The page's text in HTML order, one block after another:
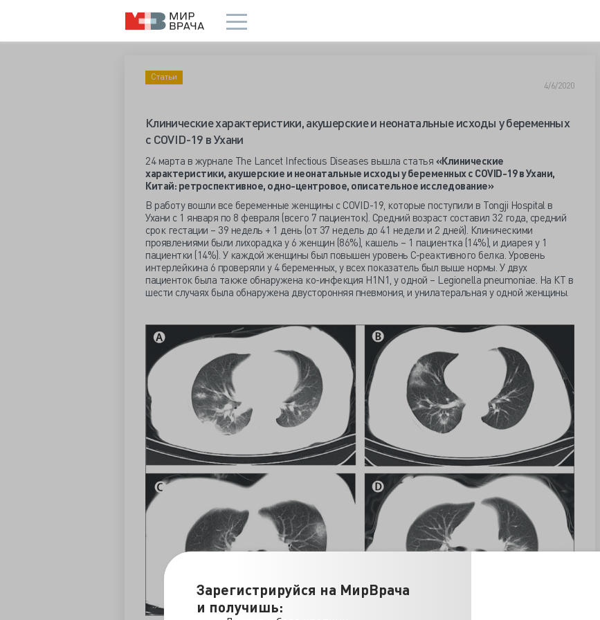
Зарегистрируйся на МирВрача
и получишь:
Статьи
4/6/2020
Клинические характеристики, акушерские и неонатальные исходы у беременных
с COVID-19 в Ухани
24 марта в журнале The Lancet Infectious Diseases вышла статья «Клинические
характеристики, акушерские и неонатальные исходы у беременных с COVID-19 в Ухани,
Китай: ретроспективное, одно-центровое, описательное исследование»
В работу вошли все беременные женщины с COVID-19, которые поступили в Tongji Hospital в
Ухани c 1 января по 8 февраля (всего 7 пациенток). Средний возраст составил 32 года, средний
срок гестации – 39 недель + 1 день (от 37 недель до 41 недели и 2 дней). Клиническими
проявлениями были лихорадка у 6 женщин (86%), кашель – 1 пациентка (14%), и диарея у 1
пациентки (14%). У каждой женщины был повышен уровень С-реактивного белка. Уровень
интерлейкина 6 проверяли у 4 беременных, у всех показатель был выше нормы. У двух
пациенток была также обнаружена ко-инфекция H1N1, у одной – Legionella pneumoniae. На КТ в
шести случаях была обнаружена двусторонняя пневмония, и унилатеральная у одной женщины.